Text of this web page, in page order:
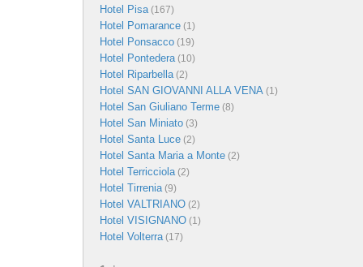
Hotel Pisa(167)
Hotel Pomarance (1)
Hotel Ponsacco (19)
Hotel Pontedera(10)
Hotel Riparbella(2)
Hotel SAN GIOVANNI ALLA VENA (1)
Hotel San Giuliano Terme (8)
Hotel San Miniato (3)
Hotel Santa Luce (2)
Hotel Santa Maria a Monte (2)
Hotel Terricciola(2)
Hotel Tirrenia(9)
Hotel VALTRIANO (2)
Hotel VISIGNANO (1)
Hotel Volterra(17)